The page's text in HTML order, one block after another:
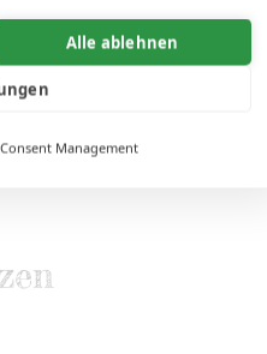
Alle ablehnen
Management